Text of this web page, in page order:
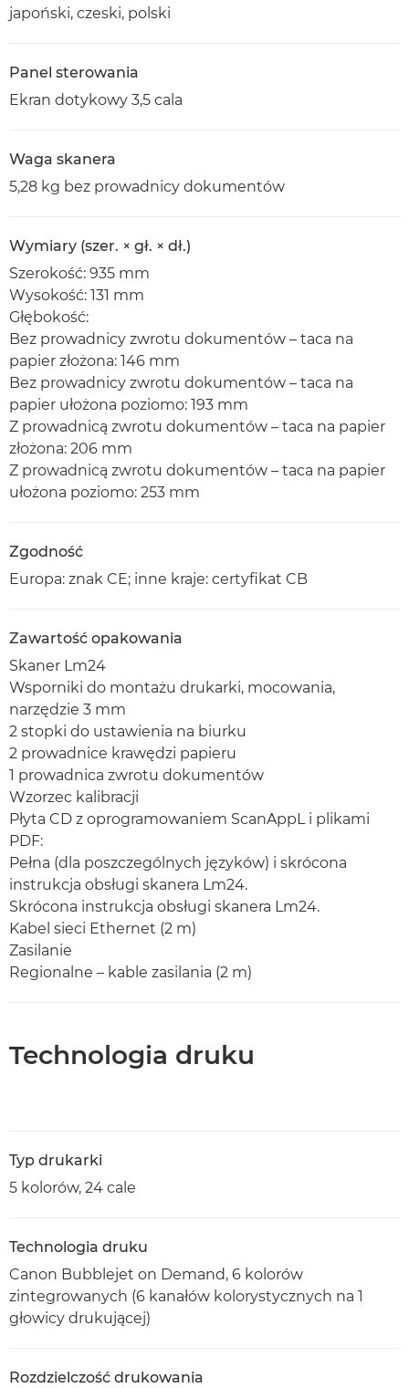
japoński, czeski, polski
Panel sterowania
Ekran dotykowy 3,5 cala
Waga skanera
5,28 kg bez prowadnicy dokumentów
Wymiary (szer. × gł. × dł.)
Szerokość: 935 mm
Wysokość: 131 mm
Głębokość:
Bez prowadnicy zwrotu dokumentów – taca na
papier złożona: 146 mm
Bez prowadnicy zwrotu dokumentów – taca na
papier ułożona poziomo: 193 mm
Z prowadnicą zwrotu dokumentów – taca na papier
złożona: 206 mm
Z prowadnicą zwrotu dokumentów – taca na papier
ułożona poziomo: 253 mm
Zgodność
Europa: znak CE; inne kraje: certyfikat CB
Zawartość opakowania
Skaner Lm24
Wsporniki do montażu drukarki, mocowania,
narzędzie 3 mm
2 stopki do ustawienia na biurku
2 prowadnice krawędzi papieru
1 prowadnica zwrotu dokumentów
Wzorzec kalibracji
Płyta CD z oprogramowaniem ScanAppL i plikami
PDF:
Pełna (dla poszczególnych języków) i skrócona
instrukcja obsługi skanera Lm24.
Skrócona instrukcja obsługi skanera Lm24.
Kabel sieci Ethernet (2 m)
Zasilanie
Regionalne – kable zasilania (2 m)
Technologia druku
Typ drukarki
5 kolorów, 24 cale
Technologia druku
Canon Bubblejet on Demand, 6 kolorów
zintegrowanych (6 kanałów kolorystycznych na 1
głowicy drukującej)
Rozdzielczość drukowania